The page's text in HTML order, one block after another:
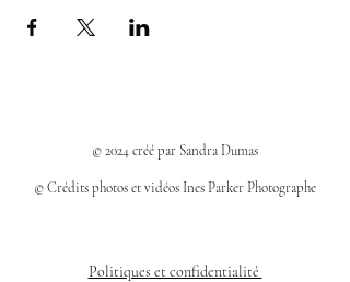
© 2024 créé par Sandra Dumas
© Crédits photos et vidéos Ines Parker Photographe
Politiques et confidentialité